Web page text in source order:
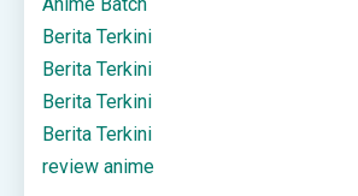
Berita Terkini
Berita Terkini
Berita Terkini
Berita Terkini
review anime